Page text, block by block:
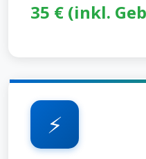
35 € (inkl.
⚡